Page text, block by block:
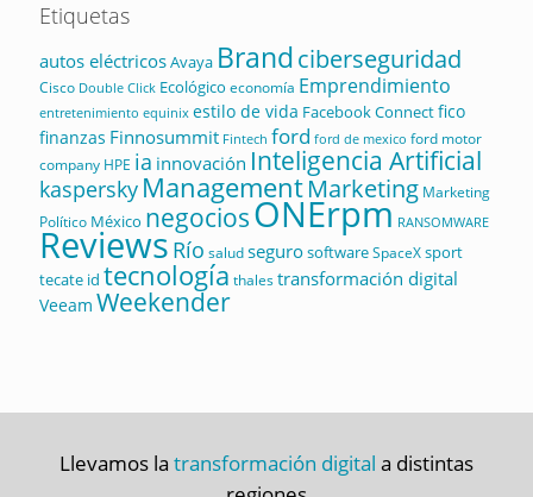
Etiquetas
autos eléctricosAvaya Brandciberseguridad
Cisco Double Click Ecológico economía Emprendimiento
entretenimiento equinix estilo de vida Facebook Connectfico
finanzas Finnosummit Fintech ford ford de mexico ford motor
company HPE ia innovación Inteligencia Artificial
kaspersky ManagementMarketing Marketing
Político México negociosONErpm RANSOMWARE
Reviews Río saludsegurosoftwareSpaceXsport
tecate id tecnología thalestransformación digital
Veeam Weekender
Llevamos la transformación digital a distintas